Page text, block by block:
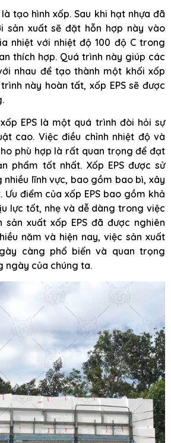
tạo hình xốp. Sau khi hạt nhựa đã
sản xuất sẽ đặt hỗn hợp này vào
nhiệt với nhiệt độ 100 độ C trong
thích hợp. Quá trình này giúp các
nhau để tạo thành một khối xốp
này hoàn tất, xốp EPS sẽ được
EPS là một quá trình đòi hỏi sự
cao. Việc điều chỉnh nhiệt độ và
phù hợp là rất quan trọng để đạt
phẩm tốt nhất. Xốp EPS được sử
lĩnh vực, bao gồm bao bì, xây
Ưu điểm của xốp EPS bao gồm khả
lực tốt, nhẹ và dễ dàng trong việc
xuất xốp EPS đã được nghiên
năm và hiện nay, việc sản xuất
càng phổ biến và quan trọng
ngày của chúng ta.